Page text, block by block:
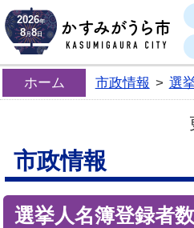
2026年
8月8日
ホーム 市政情報 > 選
市政情報
選挙人名簿登録者数